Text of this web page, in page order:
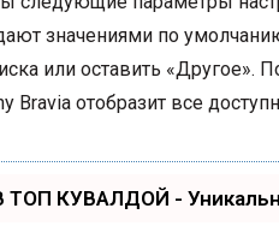
значениями по
или оставить «Другое».
Bravia отобразит все
ТОП КУВАЛДОЙ -